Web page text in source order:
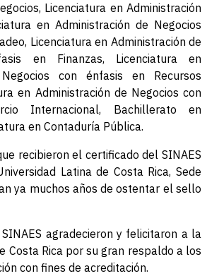
Licenciatura en Administración
en Administración de Negocios
Licenciatura en Administración de
en Finanzas, Licenciatura en
con énfasis en Recursos
en Administración de Negocios con
Internacional, Bachillerato en
en Contaduría Pública.
recibieron el certificado del SINAES
Latina de Costa Rica, Sede
ya muchos años de ostentar el sello
agradecieron y felicitaron a la
Costa Rica por su gran respaldo a los
con fines de acreditación.